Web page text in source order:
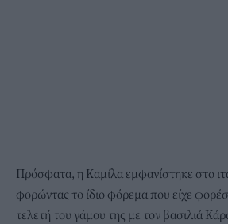
Πρόσφατα, η Καμίλα εμφανίστηκε στο
φορώντας το ίδιο φόρεμα που είχε
τελετή του γάμου της με τον βασιλιά